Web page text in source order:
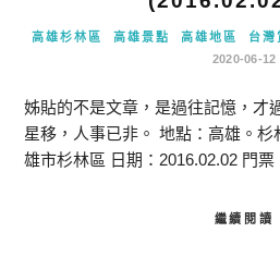
高雄杉林區 高雄景點 高雄地區 台灣
2020-06-12
姊貼的不是文章，是過往記憶，才
星移，人事已非。 地點：高雄。
雄市杉林區 日期：2016.02.02 門
繼續閱讀